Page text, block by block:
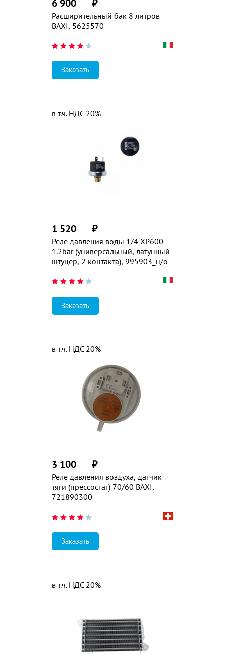
Расширительный бак 8 литров
BAXI, 5625570
6 900 ₽
Заказать
Реле давления воды 1/4 XP600
1.2bar (универсальный, латунный
штуцер, 2 контакта), 995903_н/о
1 520 ₽
в т.ч. НДС 20%
Заказать
Реле давления воздуха, датчик
тяги (прессостат) 70/60 BAXI,
721890300
3 100 ₽
в т.ч. НДС 20%
Заказать
в т.ч. НДС 20%